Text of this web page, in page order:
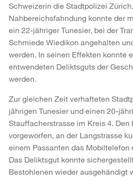
Schweizerin die Stadtpolizei
Nahbereichsfahndung konnte der
ein 22-jähriger Tunesier, bei der
Schmiede Wiedikon angehalten
werden. In seinen Effekten konnte
entwendeten Deliktsguts der
werden.
Zur gleichen Zeit verhafteten
jährigen Tunesier und einen 20-
Stauffacherstrasse im Kreis 4. Den
vorgeworfen, an der Langstrasse
einem Passanten das Mobiltelefon
Das Deliktsgut konnte
Bestohlenen wieder ausgehändigt